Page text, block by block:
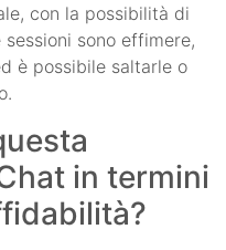
con la possibilità di
sono effimere,
è possibile saltarle o
in termini